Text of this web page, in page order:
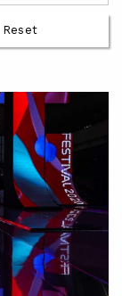
Reset